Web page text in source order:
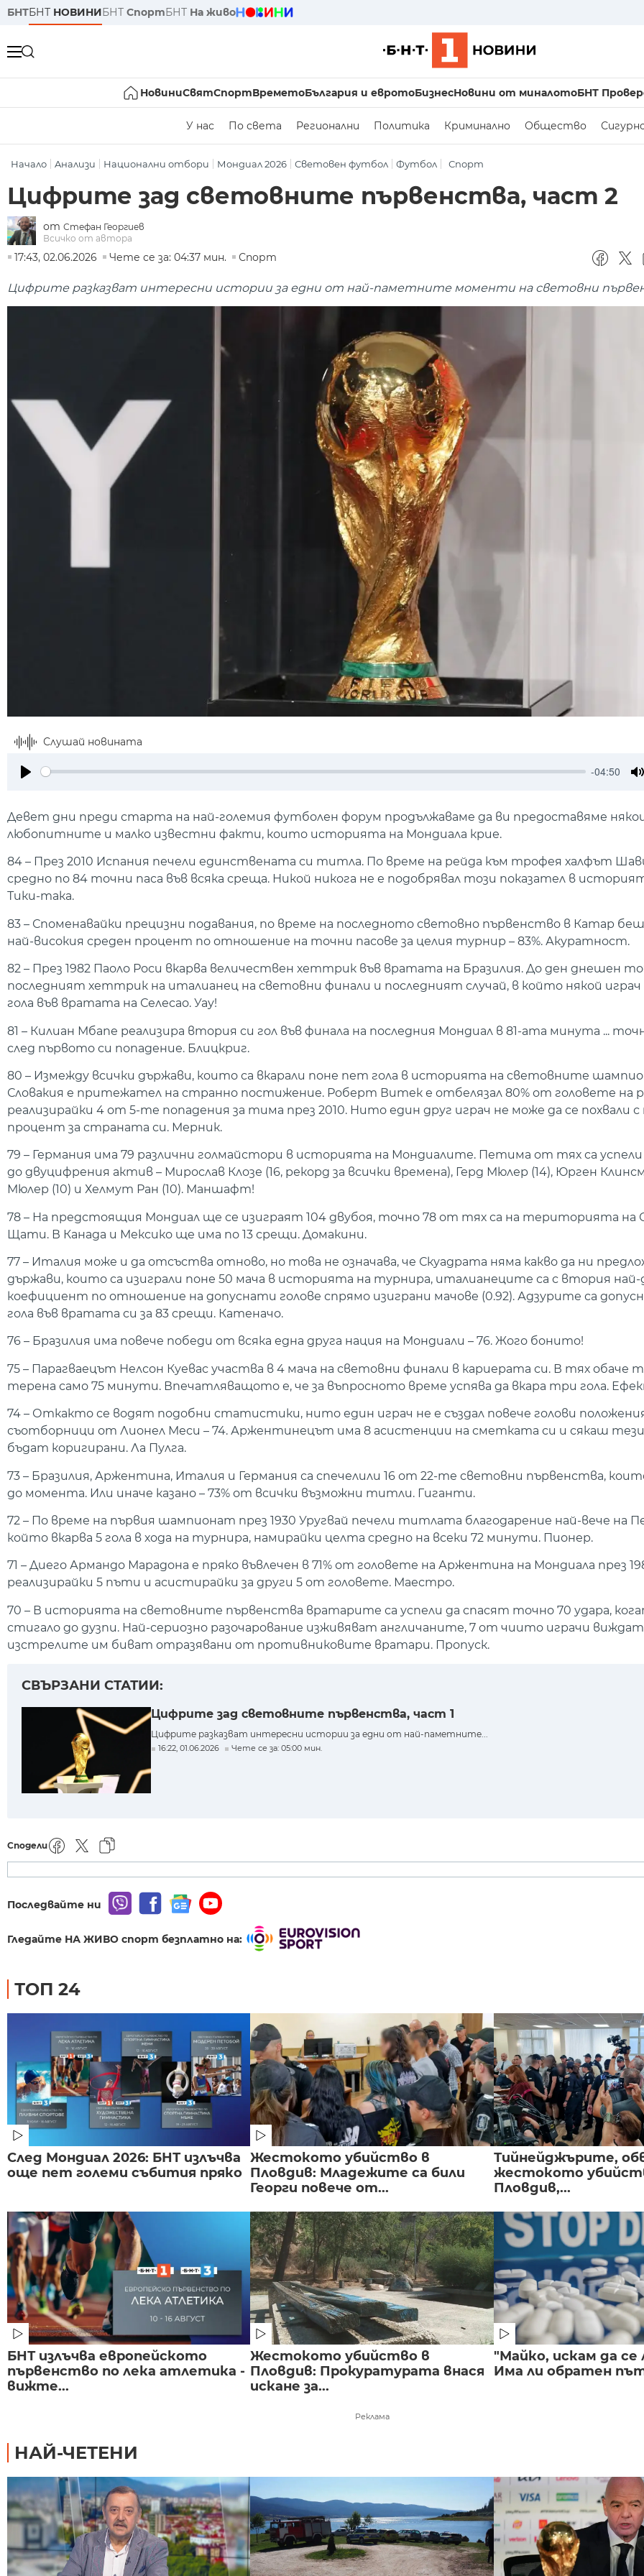
БНТБНТ НОВИНИБНТ СпортБНТ На живо
НовиниСвятСпортВреметоБългария и евротоБизнесНовини от миналотоБНТ
У нас По света Регионални Политика Криминално Общество
Начало Aнализи Национални отбори Мондиал 2026 Световен футбол Футбол Спорт
Цифрите зад световните първенства, част 2
от Стефан Георгиев
Всичко от автора
17:43, 02.06.2026
Чете се за: 04:37 мин. Спорт
Цифрите разказват интересни истории за едни от най-паметните моменти на световни
Слушай новината
-04:50
Девет дни преди старта на най-големия футболен форум продължаваме да ви предоставяме
любопитните и малко известни факти, които историята на Мондиала крие.
84 – През 2010 Испания печели единствената си титла. По време на рейда към трофея халфът
средно по 84 точни паса във всяка среща. Никой никога не е подобрявал този показател в
Тики-така.
83 – Споменавайки прецизни подавания, по време на последното световно първенство в Катар
най-високия среден процент по отношение на точни пасове за целия турнир – 83%. Акуратност.
82 – През 1982 Паоло Роси вкарва величествен хеттрик във вратата на Бразилия. До ден днешен
последният хеттрик на италианец на световни финали и последният случай, в който някой
гола във вратата на Селесао. Уау!
81 – Килиан Мбапе реализира втория си гол във финала на последния Мондиал в 81-ата минута ...
след първото си попадение. Блицкриг.
80 – Измежду всички държави, които са вкарали поне пет гола в историята на световните
Словакия е притежател на странно постижение. Роберт Витек е отбелязал 80% от головете на
реализирайки 4 от 5-те попадения за тима през 2010. Нито един друг играч не може да се похвали
процент за страната си. Мерник.
79 – Германия има 79 различни голмайстори в историята на Мондиалите. Петима от тях са
до двуцифрения актив – Мирослав Клозе (16, рекорд за всички времена), Герд Мюлер (14), Юрген
Мюлер (10) и Хелмут Ран (10). Маншафт!
78 – На предстоящия Мондиал ще се изиграят 104 двубоя, точно 78 от тях са на територията на
Щати. В Канада и Мексико ще има по 13 срещи. Домакини.
77 – Италия може и да отсъства отново, но това не означава, че Скуадрата няма какво да ни
държави, които са изиграли поне 50 мача в историята на турнира, италианеците са с втория най-
коефициент по отношение на допуснати голове спрямо изиграни мачове (0.92). Адзурите са
гола във вратата си за 83 срещи. Катеначо.
76 – Бразилия има повече победи от всяка една друга нация на Мондиали – 76. Жого бонито!
75 – Парагваецът Нелсон Куевас участва в 4 мача на световни финали в кариерата си. В тях обаче
терена само 75 минути. Впечатляващото е, че за въпросното време успява да вкара три гола.
74 – Откакто се водят подобни статистики, нито един играч не е създал повече голови
съотборници от Лионел Меси – 74. Аржентинецът има 8 асистенции на сметката си и сякаш
бъдат коригирани. Ла Пулга.
73 – Бразилия, Аржентина, Италия и Германия са спечелили 16 от 22-те световни първенства,
до момента. Или иначе казано – 73% от всички възможни титли. Гиганти.
72 – По време на първия шампионат през 1930 Уругвай печели титлата благодарение най-вече на
който вкарва 5 гола в хода на турнира, намирайки целта средно на всеки 72 минути. Пионер.
71 – Диего Армандо Марадона е пряко въвлечен в 71% от головете на Аржентина на Мондиала през
реализирайки 5 пъти и асистирайки за други 5 от головете. Маестро.
70 – В историята на световните първенства вратарите са успели да спасят точно 70 удара,
стигало до дузпи. Най-сериозно разочарование изживяват англичаните, 7 от чиито играчи виждат
изстрелите им биват отразявани от противниковите вратари. Пропуск.
СВЪРЗАНИ СТАТИИ:
Цифрите зад световните първенства, част 1
Цифрите разказват интересни истории за едни от най-паметните...
16:22, 01.06.2026 Чете се за: 05:00 мин.
Сподели
Последвайте ни
Гледайте НА ЖИВО спорт безплатно на:
ТОП 24
След Мондиал 2026: БНТ излъчва
още пет големи събития пряко
Жестокото убийство в
Пловдив: Младежите са били
Георги повече от...
Тийнейджърите,
жестокото
Пловдив,...
БНТ излъчва европейското
първенство по лека атлетика -
вижте...
Жестокото убийство в
Пловдив: Прокуратурата внася
искане за...
"Майко, искам да се
Има ли обратен
Реклама
НАЙ-ЧЕТЕНИ